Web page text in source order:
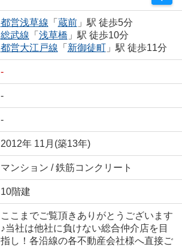
都営浅草線 「 蔵前」駅 徒歩5分
総武線 「 浅草橋 」駅 徒歩10分
都営大江戸線 「 新御徒町」駅 徒歩11分
-
-
-
2012年 11月(築13年)
マンション / 鉄筋コンクリート
10階建
ここまでご覧頂きありがとうございます
♪当社は他社に負けない総合仲介店を目
指し！各沿線の各不動産会社様へ直接ご